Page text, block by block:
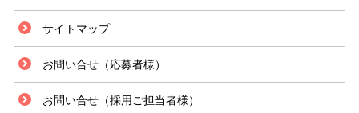
サイトマップ
お問い合せ（応募者様）
お問い合せ（採用ご担当者様）